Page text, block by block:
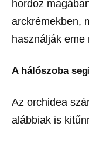
hordoz
arckrémekben,
használják eme
A hálószoba
Az orchidea
alábbiak is